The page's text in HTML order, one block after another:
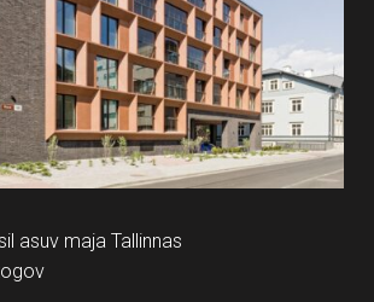
asuv maja Tallinnas